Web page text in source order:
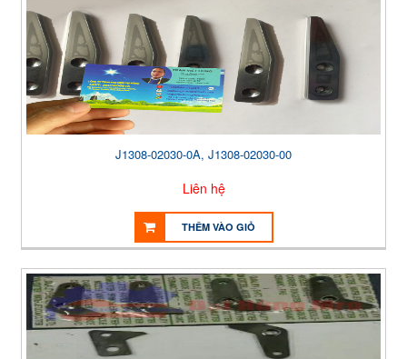
J1308-02030-0A, J1308-02030-00
Liên hệ
THÊM VÀO GIỎ